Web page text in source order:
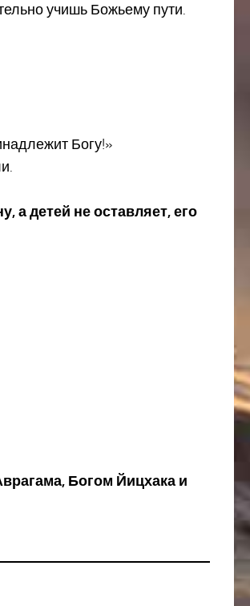
учишь Божьему пути.
Богу!»
а детей не оставляет, его
Богом Йицхака и